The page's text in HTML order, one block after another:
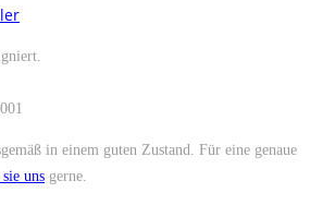
in einem guten Zustand. Für eine genaue
uns gerne.